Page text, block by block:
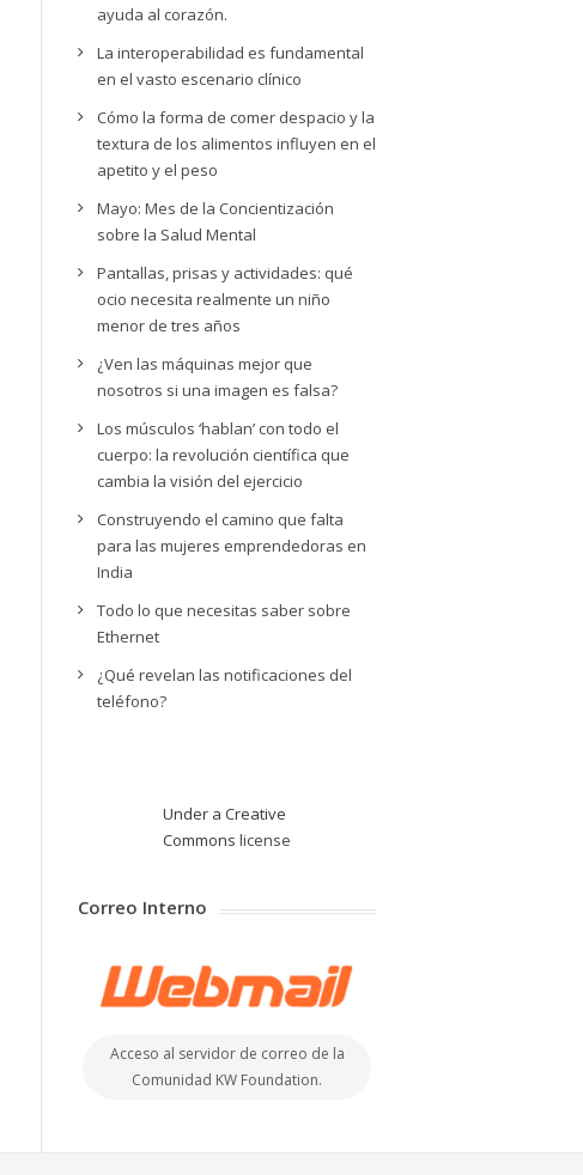
ayuda al corazón.
La interoperabilidad es fundamental
en el vasto escenario clínico
Cómo la forma de comer despacio y la
textura de los alimentos influyen en el
apetito y el peso
Mayo: Mes de la Concientización
sobre la Salud Mental
Pantallas, prisas y actividades: qué
ocio necesita realmente un niño
menor de tres años
¿Ven las máquinas mejor que
nosotros si una imagen es falsa?
Los músculos ‘hablan’ con todo el
cuerpo: la revolución científica que
cambia la visión del ejercicio
Construyendo el camino que falta
para las mujeres emprendedoras en
India
Todo lo que necesitas saber sobre
Ethernet
¿Qué revelan las notificaciones del
teléfono?
Under a Creative
Commons license
Correo Interno
Acceso al servidor de correo de la
Comunidad KW Foundation.